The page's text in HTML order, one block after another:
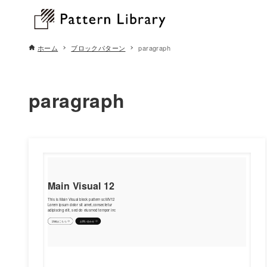
ホーム ブロックパターン paragraph
paragraph